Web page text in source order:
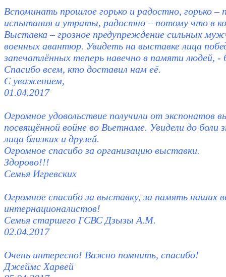
Вспоминать прошлое горько и радостно, горько –
испытания и утраты, радостно – потому что в
Выставка – грозное предупреждение сильных
военных авантюр. Увидеть на выставке лица
запечатлённых теперь навечно в памяти людей, -
Спасибо всем, кто доставил нам её.
С уважением,
01.04.2017
Огромное удовольствие получили от экспонатов
посвящённой войне во Вьетнаме. Увидели до боли
лица близких и друзей.
Огромное спасибо за организацию выставки.
Здорово!!!
Семья Игревских
Огромное спасибо за выставку, за память наших
интернационалистов!
Семья старшего ГСВС Дзызы А.М.
02.04.2017
Очень интересно! Важно помнить, спасибо!
Джеймс Харвей